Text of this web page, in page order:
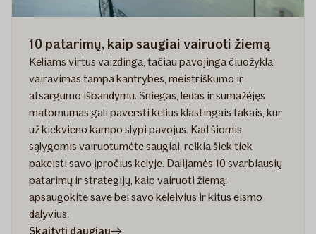
10 patarimų, kaip saugiai vairuoti žiemą
Keliams virtus vaizdinga, tačiau pavojinga čiuožykla,
vairavimas tampa kantrybės, meistriškumo ir
atsargumo išbandymu. Sniegas, ledas ir sumažėjęs
matomumas gali paversti kelius klastingais takais, kur
už kiekvieno kampo slypi pavojus. Kad šiomis
sąlygomis vairuotumėte saugiai, reikia šiek tiek
pakeisti savo įpročius kelyje. Dalijamės 10 svarbiausių
patarimų ir strategijų, kaip vairuoti žiemą:
apsaugokite save bei savo keleivius ir kitus eismo
dalyvius.
Skaityti daugiaustraipsnyje